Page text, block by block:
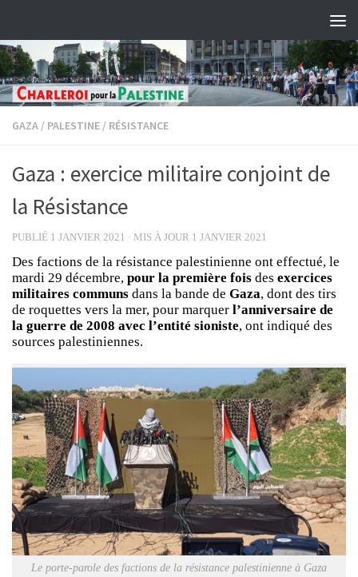
GAZA / PALESTINE / RÉSISTANCE
Gaza : exercice militaire conjoint de
la Résistance
PUBLIÉ 1 JANVIER 2021 · MIS À JOUR 1 JANVIER 2021
Des factions de la résistance palestinienne ont effectué, le
mardi 29 décembre, pour la première fois des exercices
militaires communs dans la bande de Gaza, dont des tirs
de roquettes vers la mer, pour marquer l’anniversaire de
la guerre de 2008 avec l’entité sioniste, ont indiqué des
sources palestiniennes.
Le porte-parole des factions de la résistance palestinienne à Gaza